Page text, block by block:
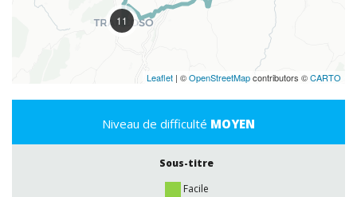
11
Leaflet | ©OpenStreetMapcontributors ©CARTO
Niveau de difficulté MOYEN
Sous-titre
Facile